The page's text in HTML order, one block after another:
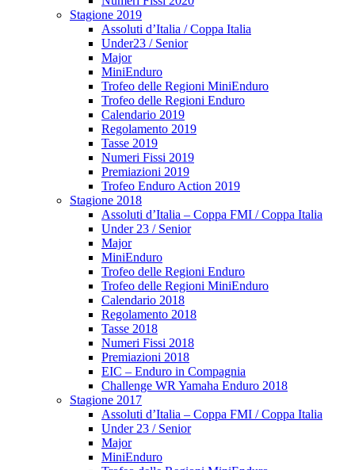
Stagione 2019
Assoluti d’Italia / Coppa Italia
Under23 / Senior
Major
MiniEnduro
Trofeo delle Regioni MiniEnduro
Trofeo delle Regioni Enduro
Calendario 2019
Regolamento 2019
Tasse 2019
Numeri Fissi 2019
Premiazioni 2019
Trofeo Enduro Action 2019
Stagione 2018
Assoluti d’Italia – Coppa FMI / Coppa Italia
Under 23 / Senior
Major
MiniEnduro
Trofeo delle Regioni Enduro
Trofeo delle Regioni MiniEnduro
Calendario 2018
Regolamento 2018
Tasse 2018
Numeri Fissi 2018
Premiazioni 2018
EIC – Enduro in Compagnia
Challenge WR Yamaha Enduro 2018
Stagione 2017
Assoluti d’Italia – Coppa FMI / Coppa Italia
Under 23 / Senior
Major
MiniEnduro